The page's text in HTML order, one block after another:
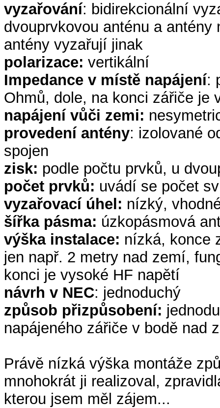
vyzařování: bidirekcionální
dvouprvkovou anténu a
antény vyzařují jinak
polarizace: vertikální
Impedance v místě napájení:
Ohmů, dole, na konci zářiče je
napájení vůči zemi:
provedení antény: izolované
spojen
zisk: podle počtu prvků, u
počet prvků: uvádí se počet
vyzařovací úhel: nízký,
šířka pásma: úzkopásmová
výška instalace: nízká, konce
jen např. 2 metry nad zemí,
konci je vysoké HF napětí
návrh v NEC: jednoduchý
způsob přizpůsobení:
napájeného zářiče v bodě nad
Právě nízká výška montáže
mnohokrát ji realizoval,
kterou jsem měl zájem...